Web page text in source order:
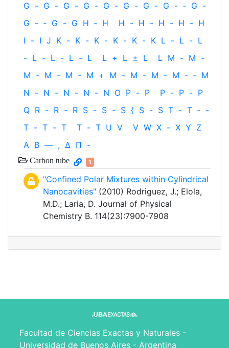
G - G - G - G - G - G - G - G - ‐ G -
G - ‐ G - G H ‐ H H - H - H - H - H
I - I J K - K - K - K - K - K L - L - L
- L - L - L - L L + L ± L L M - M -
M - M - M - M + M - M - M - M - ‐ M
N - N - N - N - N O P - P P - P - P
Q R - R - R S - S - S { S - S T - T ‐ -
T - T - T T - T U V V W X - X Y Z
Α Β — , Δ Π -
Carbon tube 1
"Confined Polar Mixtures within Cylindrical
Nanocavities" (2010) Rodriguez, J.; Elola,
M.D.; Laria, D. Journal of Physical
Chemistry B. 114(23):7900-7908
Facultad de Ciencias Exactas y Naturales -
Universidad de Buenos Aires - Argentina